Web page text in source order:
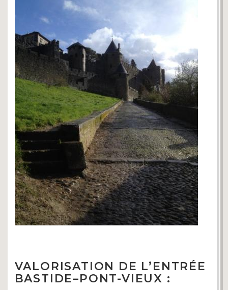
VALORISATION DE L’ENTRÉE
BASTIDE–PONT-VIEUX :